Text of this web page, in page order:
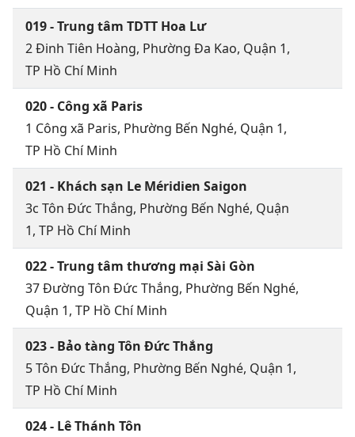
019 - Trung tâm TDTT Hoa Lư
2 Đinh Tiên Hoàng, Phường Đa Kao, Quận 1,
TP Hồ Chí Minh
020 - Công xã Paris
1 Công xã Paris, Phường Bến Nghé, Quận 1,
TP Hồ Chí Minh
021 - Khách sạn Le Méridien Saigon
3c Tôn Đức Thắng, Phường Bến Nghé, Quận
1, TP Hồ Chí Minh
022 - Trung tâm thương mại Sài Gòn
37 Đường Tôn Đức Thắng, Phường Bến Nghé,
Quận 1, TP Hồ Chí Minh
023 - Bảo tàng Tôn Đức Thắng
5 Tôn Đức Thắng, Phường Bến Nghé, Quận 1,
TP Hồ Chí Minh
024 - Lê Thánh Tôn